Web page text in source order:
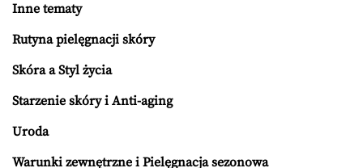
Inne tematy
Rutyna pielęgnacji skóry
Skóra a Styl życia
Starzenie skóry i Anti-aging
Uroda
Warunki zewnętrzne i Pielęgnacja sezonowa